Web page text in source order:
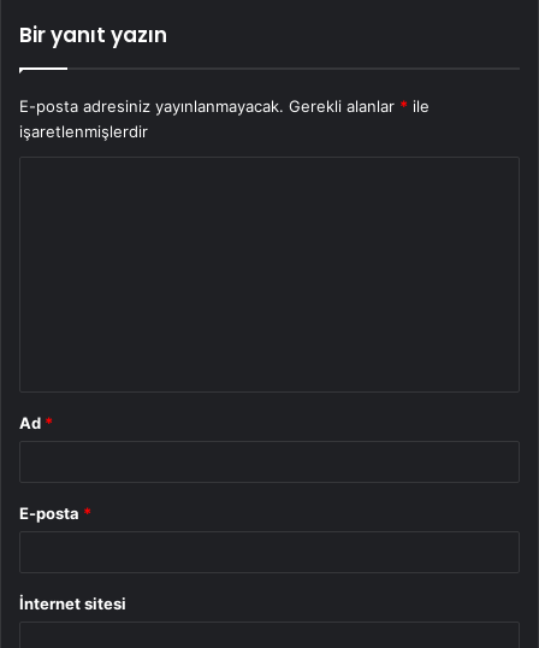
Bir yanıt yazın
E-posta adresiniz yayınlanmayacak. Gerekli alanlar * ile
işaretlenmişlerdir
Ad *
E-posta *
İnternet sitesi